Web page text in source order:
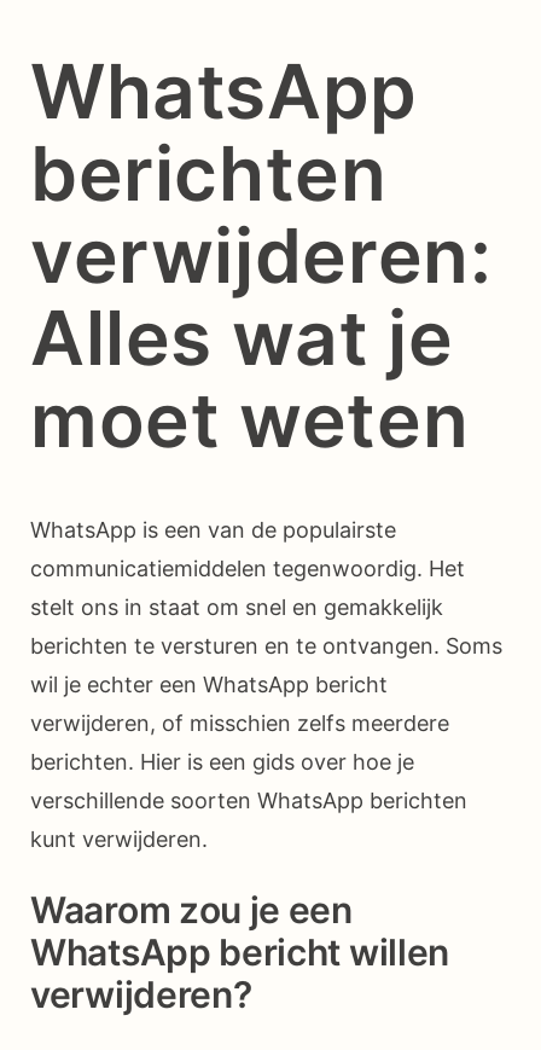
WhatsApp
berichten
verwijderen:
Alles wat je
moet weten
WhatsApp is een van de populairste
communicatiemiddelen tegenwoordig. Het
stelt ons in staat om snel en gemakkelijk
berichten te versturen en te ontvangen. Soms
wil je echter een WhatsApp bericht
verwijderen, of misschien zelfs meerdere
berichten. Hier is een gids over hoe je
verschillende soorten WhatsApp berichten
kunt verwijderen.
Waarom zou je een
WhatsApp bericht willen
verwijderen?